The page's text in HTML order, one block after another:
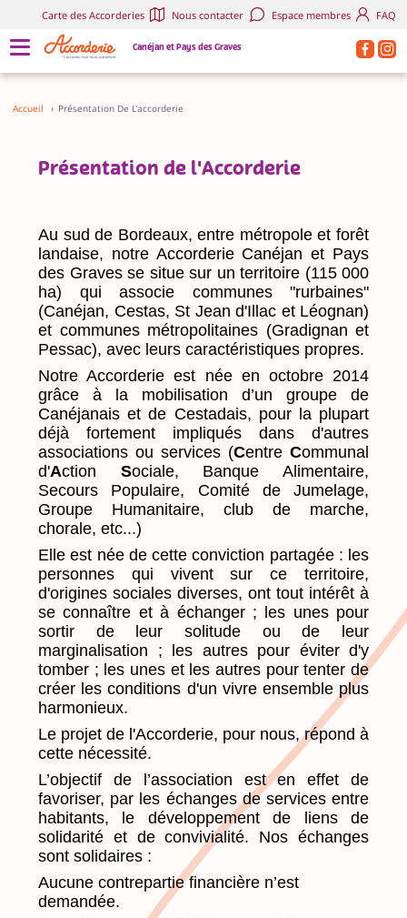
Canéjan et Pays des Graves
Carte des Accorderies Nous contacter Espace membres FAQ
Accueil › Présentation De L'accorderie
Présentation de l'Accorderie
Au sud de Bordeaux, entre métropole et forêt
landaise, notre Accorderie Canéjan et Pays
des Graves se situe sur un territoire (115 000
ha) qui associe communes "rurbaines"
(Canéjan, Cestas, St Jean d'Illac et Léognan)
et communes métropolitaines (Gradignan et
Pessac), avec leurs caractéristiques propres.
Notre Accorderie est née en octobre 2014
grâce à la mobilisation d’un groupe de
Canéjanais et de Cestadais, pour la plupart
déjà fortement impliqués dans d'autres
associations ou services (Centre Communal
d'Action Sociale, Banque Alimentaire,
Secours Populaire, Comité de Jumelage,
Groupe Humanitaire, club de marche,
chorale, etc...)
Elle est née de cette conviction partagée : les
personnes qui vivent sur ce territoire,
d'origines sociales diverses, ont tout intérêt à
se connaître et à échanger ; les unes pour
sortir de leur solitude ou de leur
marginalisation ; les autres pour éviter d'y
tomber ; les unes et les autres pour tenter de
créer les conditions d'un vivre ensemble plus
harmonieux.
Le projet de l'Accorderie, pour nous, répond à
cette nécessité.
L’objectif de l’association est en effet de
favoriser, par les échanges de services entre
habitants, le développement de liens de
solidarité et de convivialité. Nos échanges
sont solidaires :
Aucune contrepartie financière n’est
demandée.